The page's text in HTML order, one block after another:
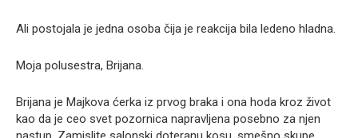
Ali postojala je jedna osoba čija je reakcija bila ledeno hladna.
Moja polusestra, Brijana.
Brijana je Majkova ćerka iz prvog braka i ona hoda kroz život
kao da je ceo svet pozornica napravljena posebno za njen